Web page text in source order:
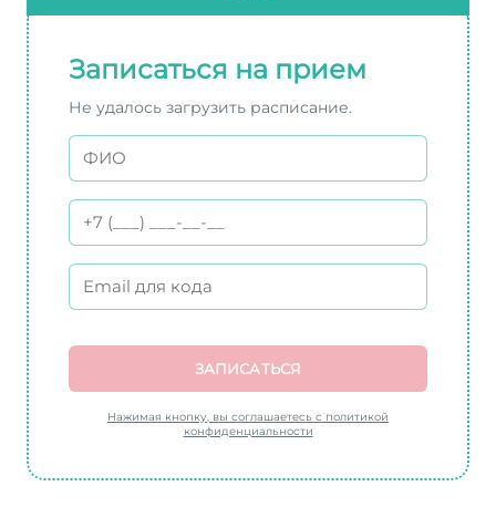
Записаться на прием
Не удалось загрузить расписание.
ЗАПИСАТЬСЯ
Нажимая кнопку, вы соглашаетесь с политикой
конфиденциальности